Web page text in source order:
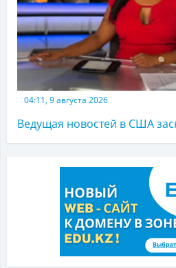
04:11, 9 августа 2026
Ведущая новостей в США